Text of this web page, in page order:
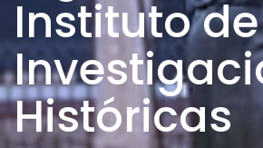
Instituto de
Históricas